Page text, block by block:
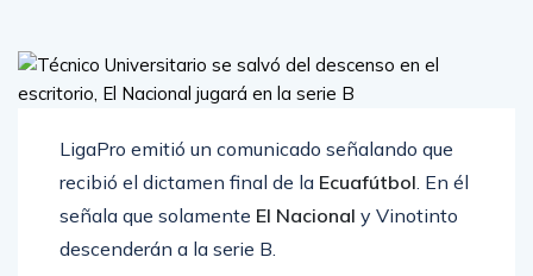
LigaPro emitió un comunicado señalando que
recibió el dictamen final de la Ecuafútbol. En él
señala que solamente El Nacional y Vinotinto
descenderán a la serie B.